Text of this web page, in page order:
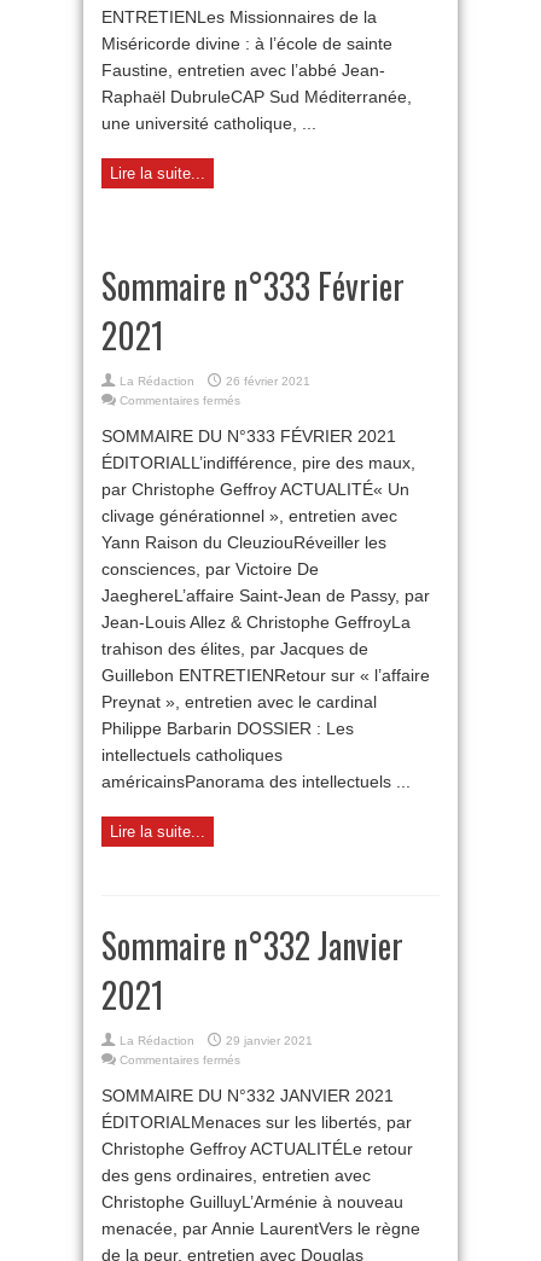
ENTRETIENLes Missionnaires de la
Miséricorde divine : à l’école de sainte
Faustine, entretien avec l’abbé Jean-
Raphaël DubruleCAP Sud Méditerranée,
une université catholique, ...
Lire la suite...
Sommaire n°333 Février
2021
La Rédaction
26 février 2021
Commentaires fermés
n°333
Février
SOMMAIRE DU N°333 FÉVRIER 2021
ÉDITORIALL’indifférence, pire des maux,
par Christophe Geffroy ACTUALITÉ« Un
clivage générationnel », entretien avec
Yann Raison du CleuziouRéveiller les
consciences, par Victoire De
JaeghereL’affaire Saint-Jean de Passy, par
Jean-Louis Allez & Christophe GeffroyLa
trahison des élites, par Jacques de
Guillebon ENTRETIENRetour sur « l’affaire
Preynat », entretien avec le cardinal
Philippe Barbarin DOSSIER : Les
intellectuels catholiques
américainsPanorama des intellectuels ...
Lire la suite...
Sommaire n°332 Janvier
2021
La Rédaction
29 janvier 2021
Commentaires fermés
n°332
SOMMAIRE DU N°332 JANVIER 2021
ÉDITORIALMenaces sur les libertés, par
Christophe Geffroy ACTUALITÉLe retour
des gens ordinaires, entretien avec
Christophe GuilluyL’Arménie à nouveau
menacée, par Annie LaurentVers le règne
de la peur, entretien avec Douglas